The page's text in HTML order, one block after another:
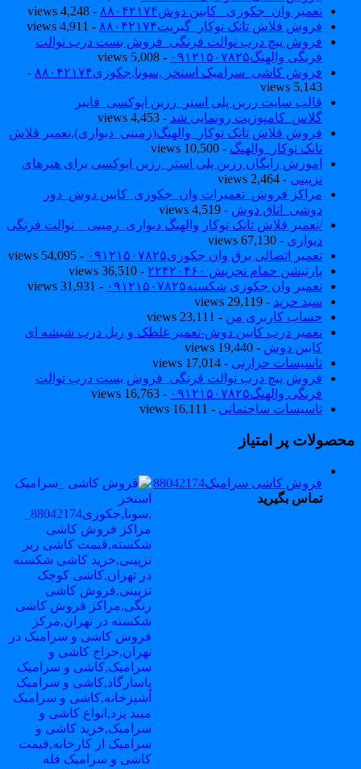
تعمیر وان_جکوزی_ کابین دوش۸۸۰۴۲۱۷۴
- 4,248 views
فروش فلاش تانک توکار_گبریت۸۸۰۴۲۱۷۴
- 4,911 views
فروش پیچ درب توالت فرنگی_فروش بست درب توالت
فرنگی والهنگ۰۹۱۲۱۵۰۷۸۲۵
- 5,008 views
فروش کاشی_سرامیک استخر ,سونا,جکوزی۸۸۰۴۲۱۷۴
-
5,143 views
قالب سایت رزین پلی استر_رزین اپوکسی_فایبر
گلاس_کامپوزیت رونمایی شد- 4,453 views
فروش فلاش تانک توکار_والهنگ(زمینی_دیواری),تعمیر فلاش
تانک توکار_والهنگ- 10,500 views
اموزش رایگان رزین پلی استر_رزین اپوکسی برای هنرهای
تزیینی- 2,464 views
مراکز فروش_تعمیرات وان_جکوزی_کابین دوش_دور
دوشی_اتاق دوش- 4,519 views
/تعمیر فلاش تانک توکار والهنگ دیواری_زمینی _ توالت فرنگی
دیواری - 67,130 views
تعمیر اتصالی برق وان جکوزی۰۹۱۲۱۵۰۷۸۲۵
- 54,095 views
پارتیشن حمام تجریش ۲۲۴۲۰۴۶۰
- 36,510 views
تعمیر وان جکوزی شکسته۰۹۱۲۱۵۰۷۸۲۵
- 31,931 views
سبد خرید - 29,119 views
حساب کاربری من- 23,111 views
تعمیر درب کابین دوش-تعمیر غلطک و ریل درب شیشه ای
کابین دوش- 19,440 views
تاسیسات حرارتی- 17,014 views
فروش پیچ درب توالت فرنگی_فروش بست درب توالت
فرنگی والهنگ۰۹۱۲۱۵۰۷۸۲۵
- 16,763 views
تاسیسات ساختمانی- 16,111 views
پر امتیاز
فروش کاشی سرامیک88042174
تماس بگیرید